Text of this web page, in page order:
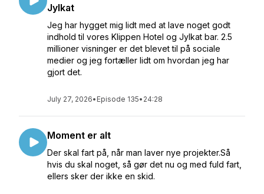
Jylkat
Jeg har hygget mig lidt med at lave noget godt
indhold til vores Klippen Hotel og Jylkat bar. 2.5
millioner visninger er det blevet til på sociale
medier og jeg fortæller lidt om hvordan jeg har
gjort det.
July 27, 2026• Episode 135• 24:28
Moment er alt
Der skal fart på, når man laver nye projekter.Så
hvis du skal noget, så gør det nu og med fuld fart,
ellers sker der ikke en skid.